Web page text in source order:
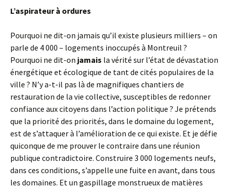
L’aspirateur à ordures
Pourquoi ne dit-on jamais qu’il existe plusieurs milliers – on
parle de 4 000 – logements inoccupés à Montreuil ?
Pourquoi ne dit-on jamais la vérité sur l’état de dévastation
énergétique et écologique de tant de cités populaires de la
ville ? N’y a-t-il pas là de magnifiques chantiers de
restauration de la vie collective, susceptibles de redonner
confiance aux citoyens dans l’action politique ? Je prétends
que la priorité des priorités, dans le domaine du logement,
est de s’attaquer à l’amélioration de ce qui existe. Et je défie
quiconque de me prouver le contraire dans une réunion
publique contradictoire. Construire 3 000 logements neufs,
dans ces conditions, s’appelle une fuite en avant, dans tous
les domaines. Et un gaspillage monstrueux de matières